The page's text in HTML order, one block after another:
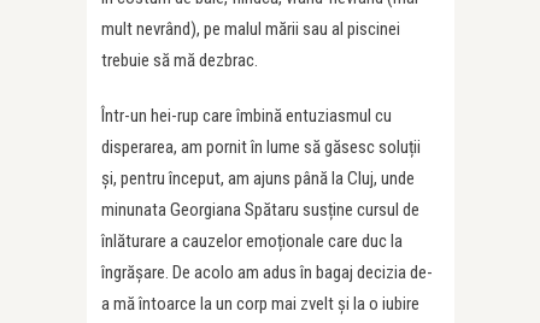
mult nevrând), pe malul mării sau al piscinei
trebuie să mă dezbrac.
Într-un hei-rup care îmbină entuziasmul cu
disperarea, am pornit în lume să găsesc soluții
și, pentru început, am ajuns până la Cluj, unde
minunata Georgiana Spătaru susține cursul de
înlăturare a cauzelor emoționale care duc la
îngrășare. De acolo am adus în bagaj decizia de-
a mă întoarce la un corp mai zvelt și la o iubire